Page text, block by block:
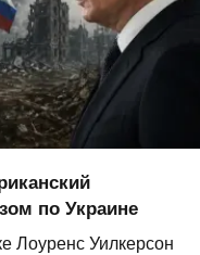
по Украине
Лоуренс Уилкерсон